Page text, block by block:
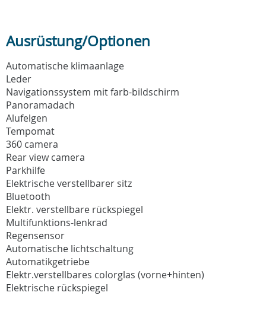
Ausrüstung/Optionen
Automatische klimaanlage
Leder
Navigationssystem mit farb-bildschirm
Panoramadach
Alufelgen
Tempomat
360 camera
Rear view camera
Parkhilfe
Elektrische verstellbarer sitz
Bluetooth
Elektr. verstellbare rückspiegel
Multifunktions-lenkrad
Regensensor
Automatische lichtschaltung
Automatikgetriebe
Elektr.verstellbares colorglas (vorne+hinten)
Elektrische rückspiegel